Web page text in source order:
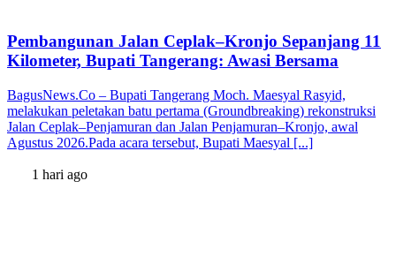
Pembangunan Jalan Ceplak–Kronjo Sepanjang 11
Kilometer, Bupati Tangerang: Awasi Bersama
BagusNews.Co – Bupati Tangerang Moch. Maesyal Rasyid,
melakukan peletakan batu pertama (Groundbreaking) rekonstruksi
Jalan Ceplak–Penjamuran dan Jalan Penjamuran–Kronjo, awal
Agustus 2026.Pada acara tersebut, Bupati Maesyal [...]
1 hari ago